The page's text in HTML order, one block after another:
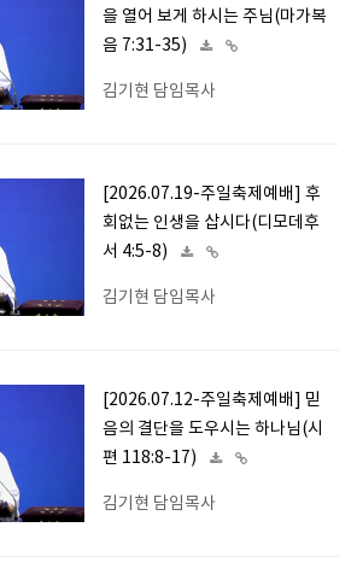
을 열어 보게 하시는 주님(마가복
음 7:31-35)
김기현 담임목사
[2026.07.19-주일축제예배] 후
회없는 인생을 삽시다(디모데후
서 4:5-8)
김기현 담임목사
[2026.07.12-주일축제예배] 믿
음의 결단을 도우시는 하나님(시
편 118:8-17)
김기현 담임목사